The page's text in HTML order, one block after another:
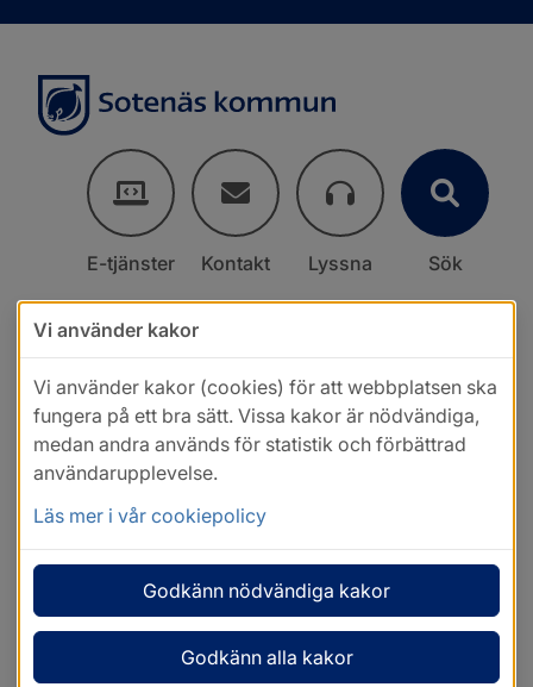
E-tjänster Kontakt Lyssna Sök
Vi använder kakor
Vi använder kakor (cookies) för att webbplatsen ska
fungera på ett bra sätt. Vissa kakor är nödvändiga,
medan andra används för statistik och förbättrad
användarupplevelse.
Läs mer i vår cookiepolicy
Godkänn nödvändiga kakor
Godkänn alla kakor